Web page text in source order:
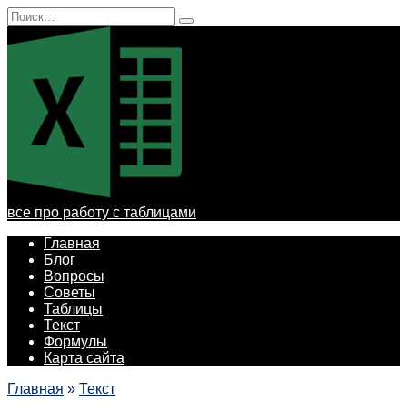
Перейти
к
содержанию
Search
for:
все про работу с таблицами
Главная
Блог
Вопросы
Советы
Таблицы
Текст
Формулы
Карта сайта
Главная » Текст